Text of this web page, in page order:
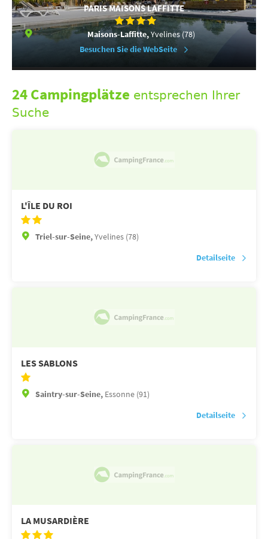
PARIS MAISONS LAFFITTE
Maisons-Laffitte,Yvelines (78)
Besuchen Sie die WebSeite
24 Campingplätze entsprechen Ihrer
Suche
L'ÎLE DU ROI
Triel-sur-Seine,Yvelines (78)
Detailseite
LES SABLONS
Saintry-sur-Seine, Essonne (91)
Detailseite
LA MUSARDIÈRE